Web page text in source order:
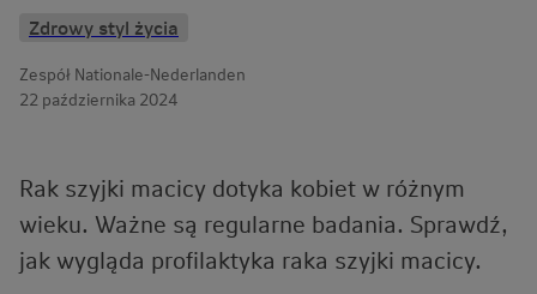
Zdrowy styl życia
Zespół Nationale-Nederlanden
22 października 2024
Rak szyjki macicy dotyka kobiet w różnym
wieku. Ważne są regularne badania. Sprawdź,
jak wygląda profilaktyka raka szyjki macicy.